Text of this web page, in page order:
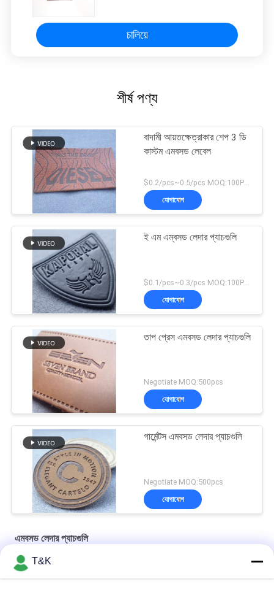
চালিয়ে
শীর্ষ পণ্য
বাদামী আয়তক্ষেত্রাকার শেপ 3 ডি
কাস্টম এমবসড লেবেল
যোগাযোগ
ই এম এম্বসড লেদার প্যাচগুলি
যোগাযোগ
তাপ প্রেস এমবসড লেদার প্যাচগুলি
Negotiate MOQ:500pcs
যোগাযোগ
গার্মেন্টস এমবসড লেদার প্যাচগুলি
Negotiate MOQ:500pcs
যোগাযোগ
এমবসড লেদার প্যাচগুলি
জলরোধী OEM শেষ ভাঁজ চামড়া এমবসড লেবেল
T&K